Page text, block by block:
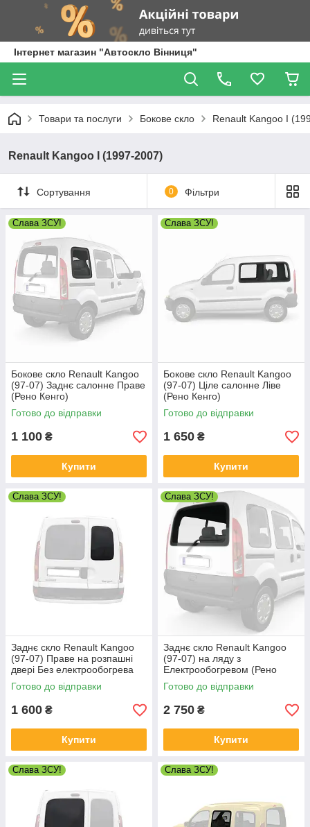
Інтернет магазин "Автоскло Вінниця"
Товари та послуги Бокове скло Renault Kangoo I
Renault Kangoo I (1997-2007)
Сортування 0 Фільтри
Слава ЗСУ!
Бокове скло Renault Kangoo
(97-07) Заднє салонне Праве
(Рено Кенго)
Готово до відправки
1 100 ₴
Купити
Слава ЗСУ!
Бокове скло Renault Kangoo
(97-07) Ціле салонне Ліве
(Рено Кенго)
Готово до відправки
1 650 ₴
Купити
Слава ЗСУ!
Заднє скло Renault Kangoo
(97-07) Праве на розпашні
двері Без електрообогрева
(Рено Кенго)
Готово до відправки
1 600 ₴
Купити
Слава ЗСУ!
Заднє скло Renault Kangoo
(97-07) на ляду з
Електрообогревом (Рено
Кенго)
Готово до відправки
2 750 ₴
Купити
Слава ЗСУ! Слава ЗСУ!